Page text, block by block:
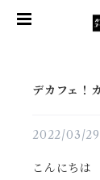
デカフェ！
2022/03/29
こんにちは